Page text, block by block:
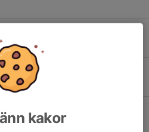
kakor